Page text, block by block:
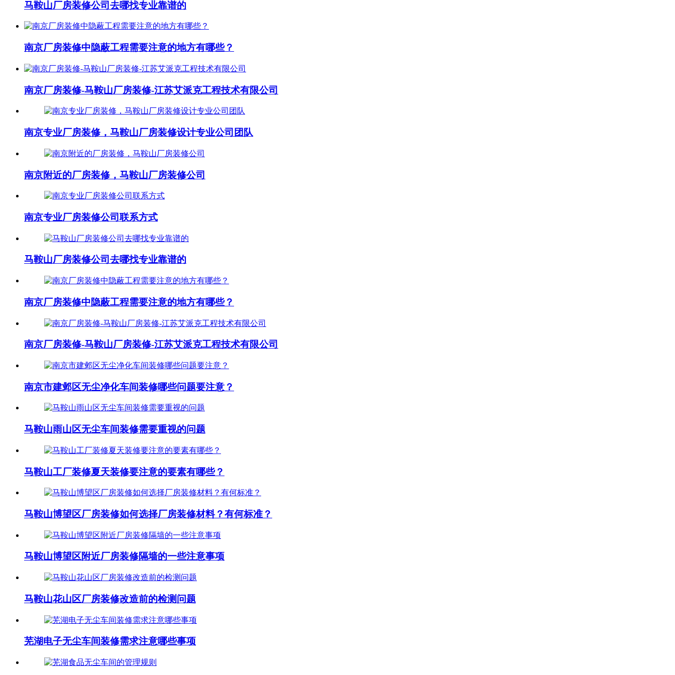
马鞍山厂房装修公司去哪找专业靠谱的
南京厂房装修中隐蔽工程需要注意的地方有哪些？
南京厂房装修-马鞍山厂房装修-江苏艾派克工程技术有限公司
南京专业厂房装修，马鞍山厂房装修设计专业公司团队
南京附近的厂房装修，马鞍山厂房装修公司
南京专业厂房装修公司联系方式
马鞍山厂房装修公司去哪找专业靠谱的
南京厂房装修中隐蔽工程需要注意的地方有哪些？
南京厂房装修-马鞍山厂房装修-江苏艾派克工程技术有限公司
南京市建邺区无尘净化车间装修哪些问题要注意？
马鞍山雨山区无尘车间装修需要重视的问题
马鞍山工厂装修夏天装修要注意的要素有哪些？
马鞍山博望区厂房装修如何选择厂房装修材料？有何标准？
马鞍山博望区附近厂房装修隔墙的一些注意事项
马鞍山花山区厂房装修改造前的检测问题
芜湖电子无尘车间装修需求注意哪些事项